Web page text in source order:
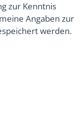
zur Kenntnis
Angaben zur
werden.